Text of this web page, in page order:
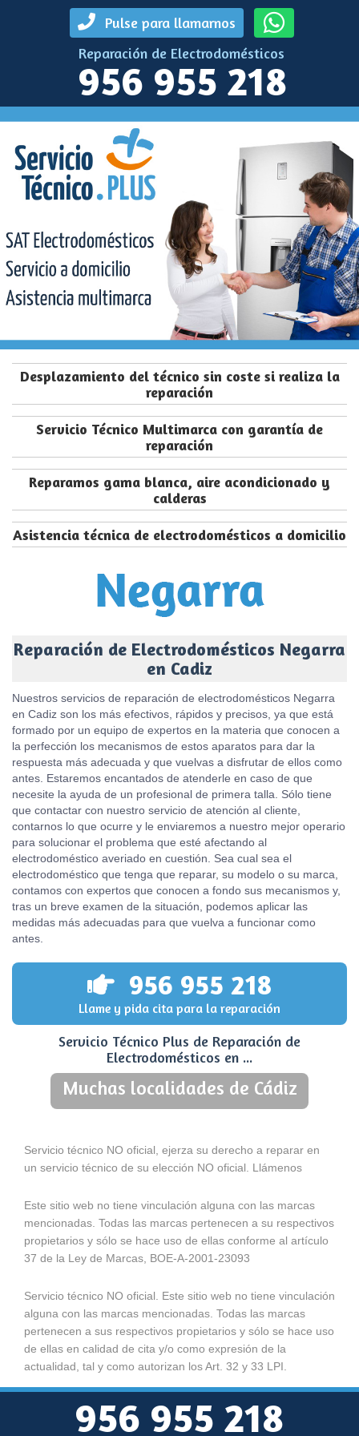
Pulse para llamarnos
Reparación de Electrodomésticos
956 955 218
Desplazamiento del técnico sin coste si realiza la
reparación
Servicio Técnico Multimarca con garantía de
reparación
Reparamos gama blanca, aire acondicionado y
calderas
Asistencia técnica de electrodomésticos a domicilio
Reparación de Electrodomésticos Negarra
en Cadiz
Nuestros servicios de reparación de electrodomésticos Negarra
en Cadiz son los más efectivos, rápidos y precisos, ya que está
formado por un equipo de expertos en la materia que conocen a
la perfección los mecanismos de estos aparatos para dar la
respuesta más adecuada y que vuelvas a disfrutar de ellos como
antes. Estaremos encantados de atenderle en caso de que
necesite la ayuda de un profesional de primera talla. Sólo tiene
que contactar con nuestro servicio de atención al cliente,
contarnos lo que ocurre y le enviaremos a nuestro mejor operario
para solucionar el problema que esté afectando al
electrodoméstico averiado en cuestión. Sea cual sea el
electrodoméstico que tenga que reparar, su modelo o su marca,
contamos con expertos que conocen a fondo sus mecanismos y,
tras un breve examen de la situación, podemos aplicar las
medidas más adecuadas para que vuelva a funcionar como
antes.
956 955 218
Llame y pida cita para la reparación
Servicio Técnico Plus de Reparación de
Electrodomésticos en ...
Muchas localidades de Cádiz
Servicio técnico NO oficial, ejerza su derecho a reparar en
un servicio técnico de su elección NO oficial. Llámenos
Este sitio web no tiene vinculación alguna con las marcas
mencionadas. Todas las marcas pertenecen a su respectivos
propietarios y sólo se hace uso de ellas conforme al artículo
37 de la Ley de Marcas, BOE-A-2001-23093
Servicio técnico NO oficial. Este sitio web no tiene vinculación
alguna con las marcas mencionadas. Todas las marcas
pertenecen a sus respectivos propietarios y sólo se hace uso
de ellas en calidad de cita y/o como expresión de la
actualidad, tal y como autorizan los Art. 32 y 33 LPI.
956 955 218